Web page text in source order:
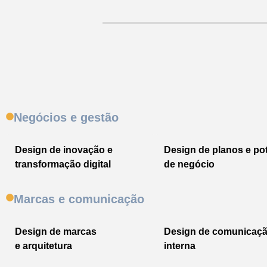
Negócios e gestão
Design de inovação e
transformação digital
Design de planos e
de negócio
Marcas e comunicação​
Design de marcas
e arquitetura
Design de
interna